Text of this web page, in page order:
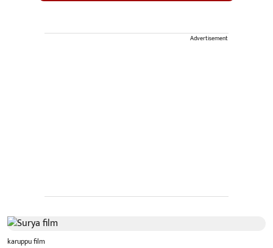
Advertisement
karuppu film